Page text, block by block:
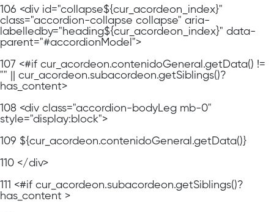
106 <div id="collapse${cur_acordeon_index}"
class="accordion-collapse collapse" aria-
labelledby="heading${cur_acordeon_index}" data-
parent="#accordionModel">
107 <#if cur_acordeon.contenidoGeneral.getData() !=
"" || cur_acordeon.subacordeon.getSiblings()?
has_content>
108 <div class="accordion-bodyLeg mb-0"
style="display:block">
109 ${cur_acordeon.contenidoGeneral.getData()}
110 </div>
111 <#if cur_acordeon.subacordeon.getSiblings()?
has_content >